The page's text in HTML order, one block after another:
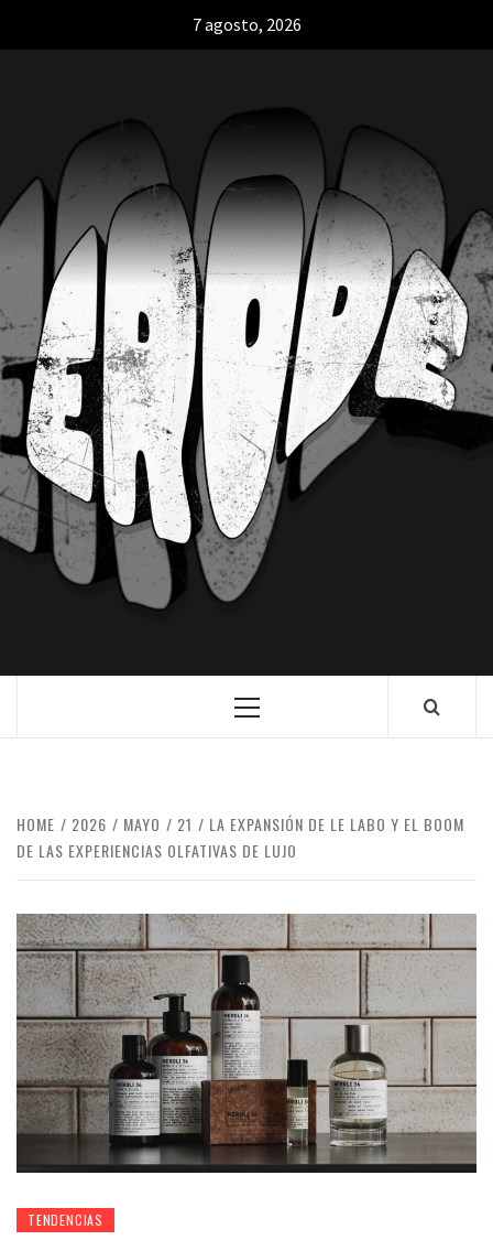
7 agosto, 2026
HOME 2026 MAYO 21
LA EXPANSIÓN DE LE LABO Y EL BOOM
DE LAS EXPERIENCIAS OLFATIVAS DE LUJO
TENDENCIAS